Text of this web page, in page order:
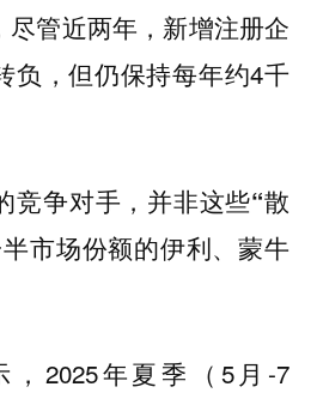
尽管近两年，新增注册企
负，但仍保持每年约4千
竞争对手，并非这些“散
市场份额的伊利、蒙牛
，2025年夏季（5月-7